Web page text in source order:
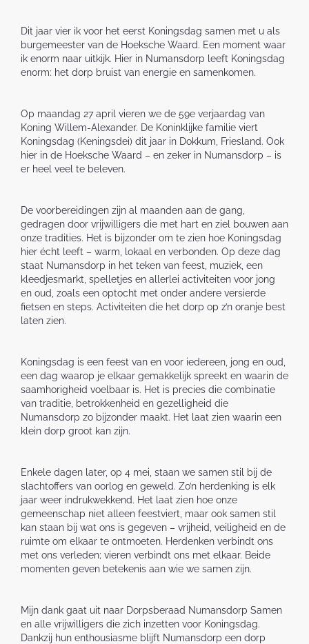
Dit jaar vier ik voor het eerst Koningsdag samen met u als
burgemeester van de Hoeksche Waard. Een moment waar
ik enorm naar uitkijk. Hier in Numansdorp leeft Koningsdag
enorm: het dorp bruist van energie en samenkomen.
Op maandag 27 april vieren we de 59e verjaardag van
Koning Willem-Alexander. De Koninklijke familie viert
Koningsdag (Keningsdei) dit jaar in Dokkum, Friesland. Ook
hier in de Hoeksche Waard – en zeker in Numansdorp – is
er heel veel te beleven.
De voorbereidingen zijn al maanden aan de gang,
gedragen door vrijwilligers die met hart en ziel bouwen aan
onze tradities. Het is bijzonder om te zien hoe Koningsdag
hier écht leeft – warm, lokaal en verbonden. Op deze dag
staat Numansdorp in het teken van feest, muziek, een
kleedjesmarkt, spelletjes en allerlei activiteiten voor jong
en oud, zoals een optocht met onder andere versierde
fietsen en steps. Activiteiten die het dorp op z’n oranje best
laten zien.
Koningsdag is een feest van en voor iedereen, jong en oud,
een dag waarop je elkaar gemakkelijk spreekt en waarin de
saamhorigheid voelbaar is. Het is precies die combinatie
van traditie, betrokkenheid en gezelligheid die
Numansdorp zo bijzonder maakt. Het laat zien waarin een
klein dorp groot kan zijn.
Enkele dagen later, op 4 mei, staan we samen stil bij de
slachtoffers van oorlog en geweld. Zo’n herdenking is elk
jaar weer indrukwekkend. Het laat zien hoe onze
gemeenschap niet alleen feestviert, maar ook samen stil
kan staan bij wat ons is gegeven – vrijheid, veiligheid en de
ruimte om elkaar te ontmoeten. Herdenken verbindt ons
met ons verleden; vieren verbindt ons met elkaar. Beide
momenten geven betekenis aan wie we samen zijn.
Mijn dank gaat uit naar Dorpsberaad Numansdorp Samen
en alle vrijwilligers die zich inzetten voor Koningsdag.
Dankzij hun enthousiasme blijft Numansdorp een dorp